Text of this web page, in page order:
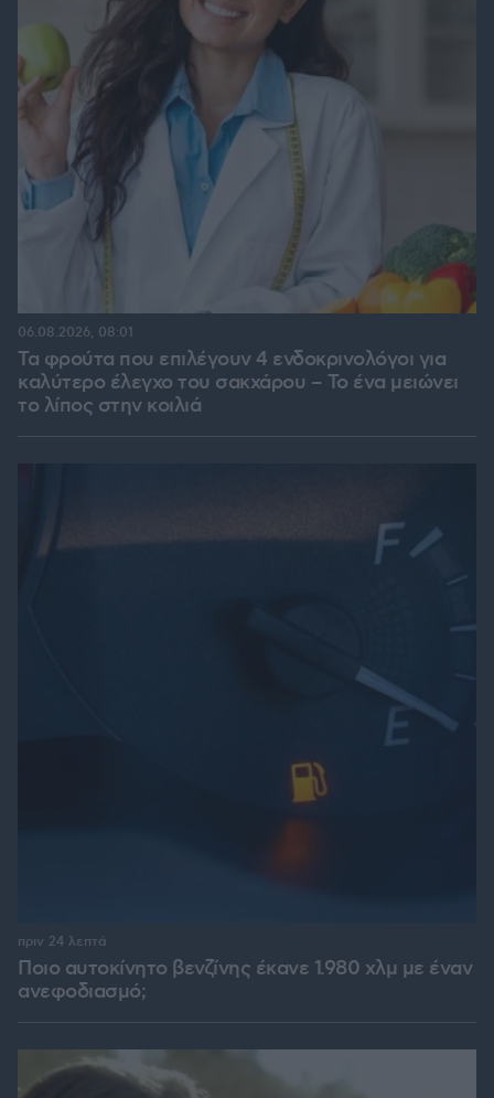
Τα φρούτα που επιλέγουν 4 ενδοκρινολόγοι για
καλύτερο έλεγχο του σακχάρου – Το ένα μειώνει
το λίπος στην κοιλιά
06.08.2026, 08:01
Ποιο αυτοκίνητο βενζίνης έκανε 1.980 χλμ με έναν
ανεφοδιασμό;
πριν 24 λεπτά